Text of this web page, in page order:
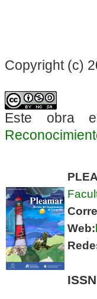
Copyright (c)
Este obra
Web: